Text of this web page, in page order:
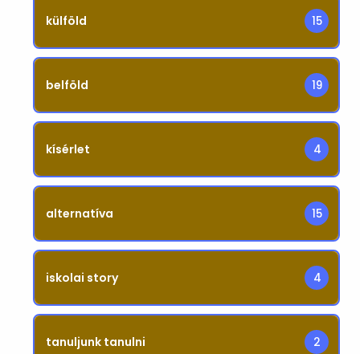
külföld 15
belföld 19
kísérlet 4
alternatíva 15
iskolai story 4
tanuljunk tanulni 2